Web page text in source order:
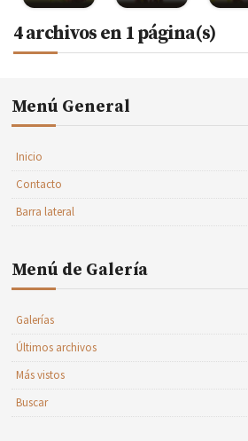
4 archivos en 1 página(s)
Menú General
Inicio
Contacto
Barra lateral
Menú de Galería
Galerías
Últimos archivos
Más vistos
Buscar